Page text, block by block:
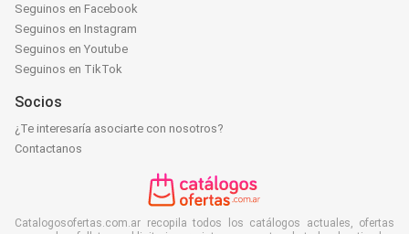
Seguinos en Facebook
Seguinos en Instagram
Seguinos en Youtube
Seguinos en TikTok
Socios
¿Te interesaría asociarte con nosotros?
Contactanos
Catalogosofertas.com.ar recopila todos los catálogos actuales, ofertas